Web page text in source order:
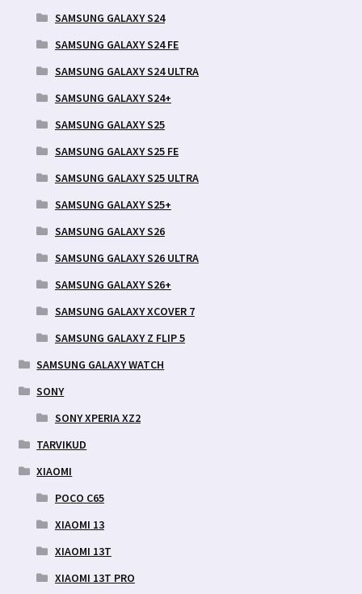
SAMSUNG GALAXY S24
SAMSUNG GALAXY S24 FE
SAMSUNG GALAXY S24 ULTRA
SAMSUNG GALAXY S24+
SAMSUNG GALAXY S25
SAMSUNG GALAXY S25 FE
SAMSUNG GALAXY S25 ULTRA
SAMSUNG GALAXY S25+
SAMSUNG GALAXY S26
SAMSUNG GALAXY S26 ULTRA
SAMSUNG GALAXY S26+
SAMSUNG GALAXY XCOVER 7
SAMSUNG GALAXY Z FLIP 5
SAMSUNG GALAXY WATCH
SONY
SONY XPERIA XZ2
TARVIKUD
XIAOMI
POCO C65
XIAOMI 13
XIAOMI 13T
XIAOMI 13T PRO